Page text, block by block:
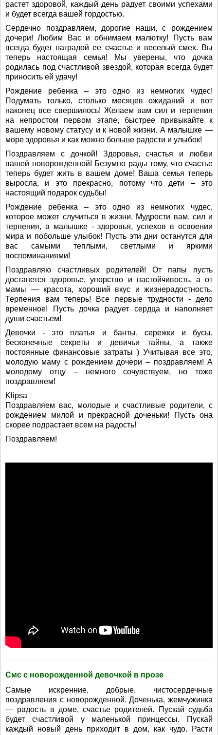
растет здоровой, каждый день радует своими успехами
и будет всегда вашей гордостью.
Сердечно поздравляем, дорогие наши, с рождением
дочери! Любим Вас и обнимаем малютку! Пусть вам
всегда будет наградой ее счастье и веселый смех. Вы
теперь настоящая семья! Мы уверены, что дочка
родилась под счастливой звездой, которая всегда будет
приносить ей удачу!
Рождение ребенка – это одно из немногих чудес!
Подумать только, столько месяцев ожиданий и вот
наконец все свершилось! Желаем вам сил и терпения
на непростом первом этапе, быстрее привыкайте к
вашему новому статусу и к новой жизни. А малышке —
море здоровья и как можно больше радости и улыбок!
Поздравляем с дочкой! Здоровья, счастья и любви
вашей новорожденной! Безумно рады тому, что счастье
теперь будет жить в вашем доме! Ваша семья теперь
выросла, и это прекрасно, потому что дети – это
настоящий подарок судьбы!
Рождение ребенка – это одно из немногих чудес,
которое может случиться в жизни. Мудрости вам, сил и
терпения, а малышке - здоровья, успехов в освоении
мира и побольше улыбок! Пусть эти дни останутся для
вас самыми теплыми, светлыми и яркими
воспоминаниями!
Поздравляю счастливых родителей! От папы пусть
достанется здоровье, упорство и настойчивость, а от
мамы — красота, хороший вкус и жизнерадостность.
Терпения вам теперь! Все первые трудности - дело
временное! Пусть дочка радует сердца и наполняет
души счастьем!
Девочки - это платья и банты, сережки и бусы,
бесконечные секреты и девичьи тайны, а также
постоянные финансовые затраты ) Учитывая все это,
молодую маму с рождением дочери – поздравляем! А
молодому отцу – немного сочувствуем, но тоже
поздравляем!
Klipsa
Поздравляем вас, молодые и счастливые родители, с
рождением милой и прекрасной доченьки! Пусть она
скорее подрастает всем на радость!
Поздравляем!
Смс с новорожденной девочкой в прозе
Самые искренние, добрые, чистосердечные
поздравления с новорожденной. Доченька, жемчужинка
— радость в доме, счастье родителей. Пускай судьба
будет счастливой у маленькой принцессы. Пускай
каждый новый день приходит в дом, как чудо. Расти